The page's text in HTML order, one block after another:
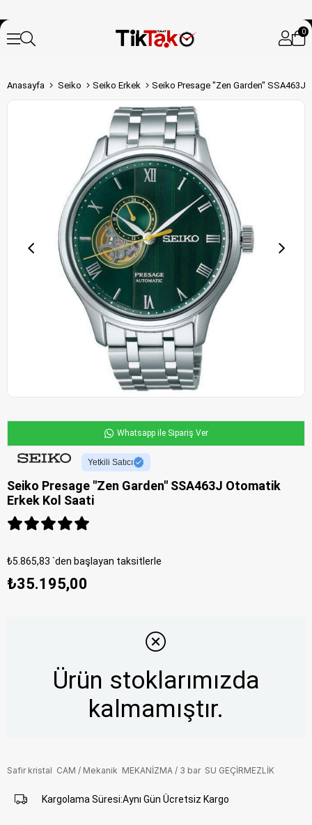
0
Anasayfa Seiko Seiko Erkek
Whatsapp ile Sipariş Ver
Yetkili Satıcı
Seiko Presage ''Zen Garden'' SSA463J Otomatik
Erkek Kol Saati
₺5.865,83 `den başlayan taksitlerle
₺35.195,00
Ürün stoklarımızda
kalmamıştır.
Safir kristal CAM / Mekanik MEKANİZMA / 3 bar SU GEÇİRMEZLİK
Kargolama Süresi:Aynı Gün Ücretsiz Kargo